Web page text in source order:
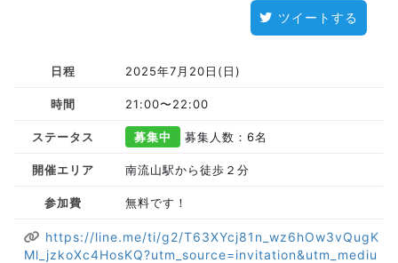
ツイートする
日程 2025年7月20日(日)
時間 21:00〜22:00
ステータス 募集中 募集人数：6名
開催エリア 南流山駅から徒歩２分
参加費 無料です！
https://line.me/ti/g2/T63XYcj81n_wz6hOw3vQugK
Ml_jzkoXc4HosKQ?utm_source=invitation&utm_mediu